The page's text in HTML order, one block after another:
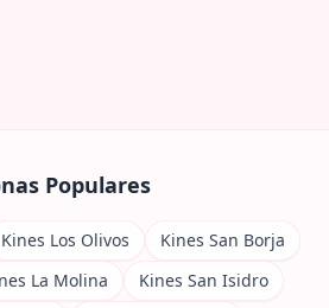
Populares
Kines Los Olivos
Kines San Borja
La Molina
Kines San Isidro